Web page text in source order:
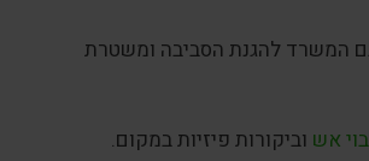
המשרד להגנת הסביבה ומשטרת
אש וביקורות פיזיות במקום.